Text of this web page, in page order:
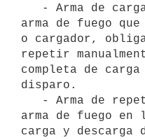
arma de fuego
o cargador,
repetir
completa de
disparo.
arma de fuego
carga y descarga